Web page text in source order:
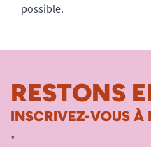
possible.
RESTONS
INSCRIVEZ-VOUS À
*